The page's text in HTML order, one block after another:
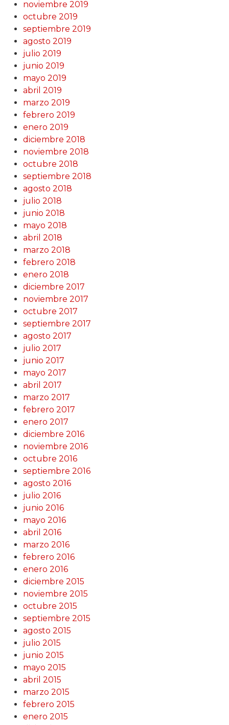
noviembre 2019
octubre 2019
septiembre 2019
agosto 2019
julio 2019
junio 2019
mayo 2019
abril 2019
marzo 2019
febrero 2019
enero 2019
diciembre 2018
noviembre 2018
octubre 2018
septiembre 2018
agosto 2018
julio 2018
junio 2018
mayo 2018
abril 2018
marzo 2018
febrero 2018
enero 2018
diciembre 2017
noviembre 2017
octubre 2017
septiembre 2017
agosto 2017
julio 2017
junio 2017
mayo 2017
abril 2017
marzo 2017
febrero 2017
enero 2017
diciembre 2016
noviembre 2016
octubre 2016
septiembre 2016
agosto 2016
julio 2016
junio 2016
mayo 2016
abril 2016
marzo 2016
febrero 2016
enero 2016
diciembre 2015
noviembre 2015
octubre 2015
septiembre 2015
agosto 2015
julio 2015
junio 2015
mayo 2015
abril 2015
marzo 2015
febrero 2015
enero 2015